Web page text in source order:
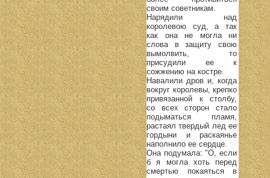
своим советникам.
Нарядили над
королевою суд, а так
как она не могла ни
слова в защиту свою
вымолвить, то
присудили ее к
сожжению на костре.
Навалили дров и, когда
вокруг королевы, крепко
привязанной к столбу,
со всех сторон стало
подыматься пламя,
растаял твердый лед ее
гордыни и раскаянье
наполнило ее сердце.
Она подумала: "О, если
б я могла хоть перед
смертью покаяться в